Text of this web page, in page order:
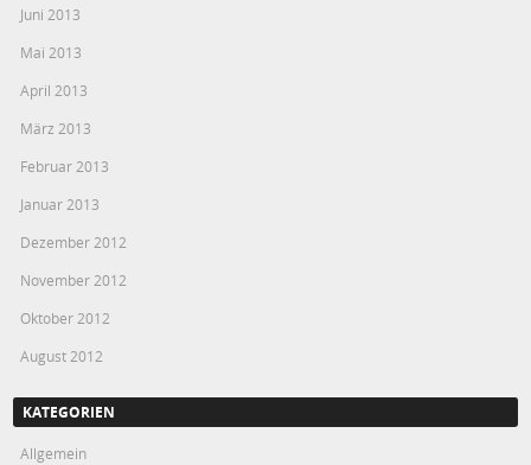
Juni 2013
Mai 2013
April 2013
März 2013
Februar 2013
Januar 2013
Dezember 2012
November 2012
Oktober 2012
August 2012
KATEGORIEN
Allgemein